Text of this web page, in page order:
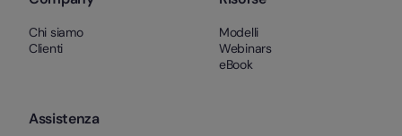
Chi siamo
Clienti
Modelli
Webinars
eBook
Assistenza